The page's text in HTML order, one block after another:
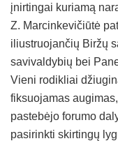
įnirtingai kuriamą
Z. Marcinkevičiūtė
iliustruojančių Biržų
savivaldybių bei
Vieni rodikliai
fiksuojamas
pastebėjo forumo
pasirinkti skirtingų